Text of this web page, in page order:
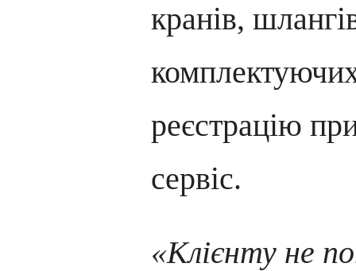
кранів,
реєстрацію
сервіс.
«Клієнту не